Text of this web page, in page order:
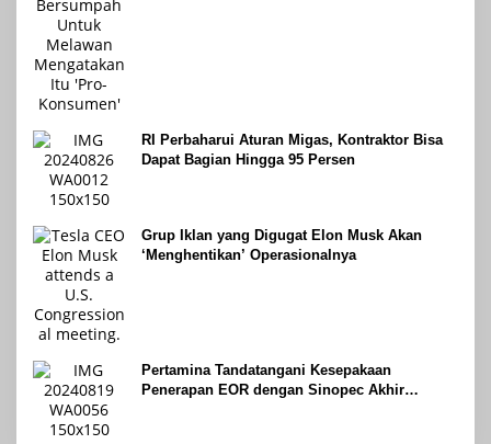
RI Perbaharui Aturan Migas, Kontraktor Bisa
Dapat Bagian Hingga 95 Persen
Grup Iklan yang Digugat Elon Musk Akan
‘Menghentikan’ Operasionalnya
Pertamina Tandatangani Kesepakaan
Penerapan EOR dengan Sinopec Akhir